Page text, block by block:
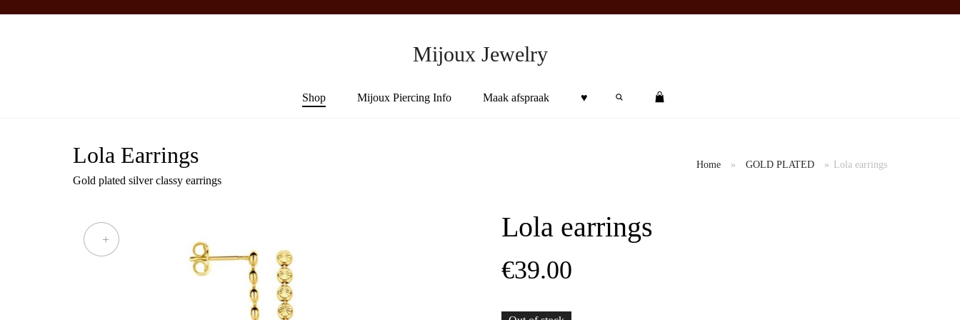
Mijoux Jewelry
Shop Mijoux Piercing Info Maak afspraak ♥︎
Lola Earrings
Gold plated silver classy earrings
Home » GOLD PLATED » Lola earrings
+ +
Lola earrings
€39.00